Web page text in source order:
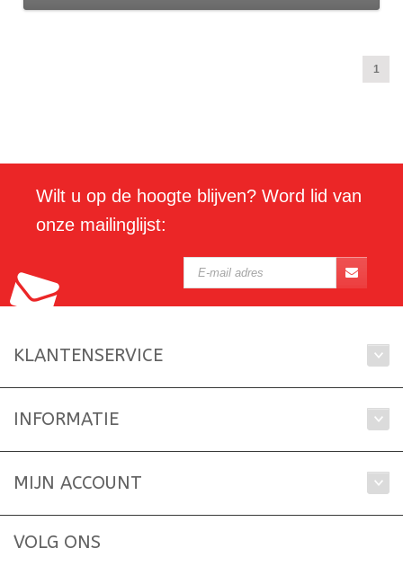
1
Wilt u op de hoogte blijven? Word lid van
onze mailinglijst:
KLANTENSERVICE
INFORMATIE
MIJN ACCOUNT
VOLG ONS